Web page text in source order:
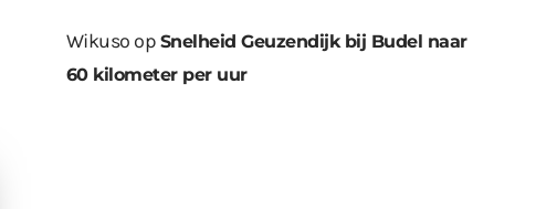
Wikuso op Snelheid Geuzendijk bij Budel naar
60 kilometer per uur